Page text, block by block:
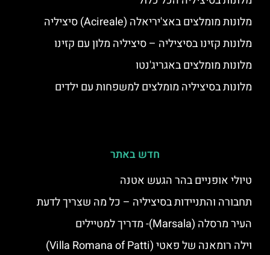
מלונות מומלצים באצ'יריאלה (Acireale) סיציליה
מלונות קזינו בסיציליה – סיציליה מלון עם קזינו
מלונות מומלצים באגריג'נטו
מלונות בסיציליה מומלצים למשפחות עם ילדים
חדש באתר
טיולי אופניים בהר הגעש אטנה
תחבורה והתניידות בסיציליה – כל מה שצריך לדעת
העיר מרסלה (Marsala)- מדריך למטיילים
וילה רומאנה של פאטי (Villa Romana of Patti)